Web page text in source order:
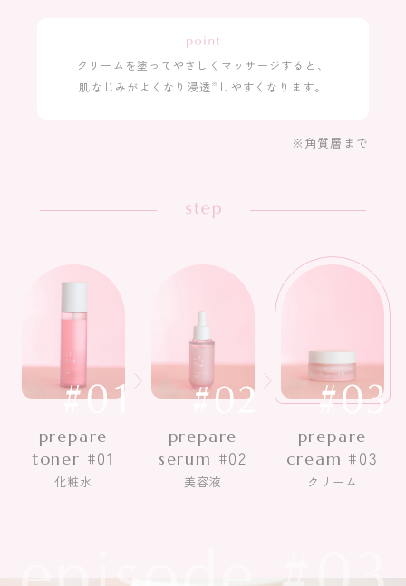
クリームを塗ってやさしくマッサージすると、
肌なじみがよくなり浸透 ※ しやすくなります。
※角質層まで
prepare
toner #01
化粧水
prepare
serum #02
美容液
prepare
cream #03
クリーム